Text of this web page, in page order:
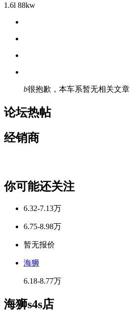
1.6l 88kw
b很抱歉，本车系暂无相关文章
论坛热帖
经销商
你可能还关注
6.32-7.13万
6.75-8.98万
暂无报价
海狮
6.18-8.77万
海狮s4s店